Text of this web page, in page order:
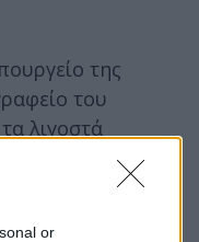
or
της
του
λιγοστά
της